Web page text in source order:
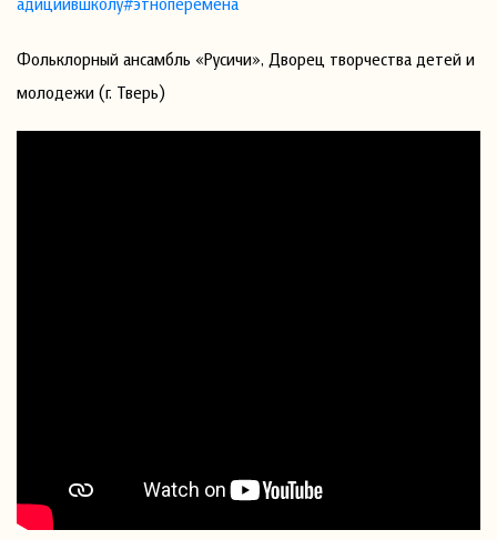
Фольклорный ансамбль «Русичи», Дворец творчества детей и
молодежи (г. Тверь)